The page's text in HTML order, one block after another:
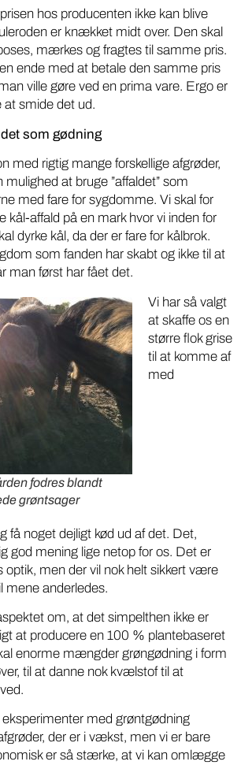
hos producenten ikke kan blive
er knækket midt over. Den skal
mærkes og fragtes til samme pris.
ende med at betale den samme pris
ville gøre ved en prima vare. Ergo er
smide det ud.
som gødning
med rigtig mange forskellige afgrøder,
mulighed at bruge ”affaldet” som
med fare for sygdomme. Vi skal for
kål-affald på en mark hvor vi inden for
dyrke kål, da der er fare for kålbrok.
som fanden har skabt og ikke til at
man først har fået det.
fodres blandt
grøntsager
Vi har så valgt
at skaffe os en
større flok grise
til at komme af
med
få noget dejligt kød ud af det. Det,
god mening lige netop for os. Det er
men der vil nok helt sikkert være
mene anderledes.
om, at det simpelthen ikke er
at producere en 100 % plantebaseret
enorme mængder grøngødning i form
til at danne nok kvælstof til at
med grøntgødning
der er i vækst, men vi er bare
er så stærke, at vi kan omlægge